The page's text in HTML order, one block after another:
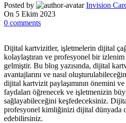
Posted by
Invision
On 5 Ekim 2023
0 comments
Dijital kartvizitler, işletmelerin dijital
kolaylaştıran ve profesyonel bir
gelmiştir. Bu blog yazısında, dijital
avantajlarını ve nasıl
dijital kartvizit paylaşımının önemini ve
faydaları öğrenecek ve işletmenizin
sağlayabileceğini keşfedeceksiniz.
profesyonel kimliğinizi dijital dünyada
edebilirsiniz.